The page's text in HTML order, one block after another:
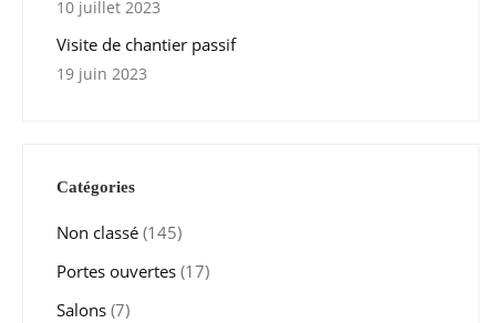
10 juillet 2023
Visite de chantier passif
19 juin 2023
Catégories
Non classé (145)
Portes ouvertes (17)
Salons (7)